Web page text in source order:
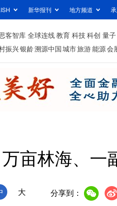
新华报刊 地方频道
客智库 全球连线教育 科技科创 量子
振兴银龄溯源中国城市旅游能源会
亩林海、一
大 分享到：